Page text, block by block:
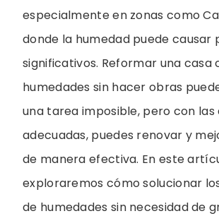
especialmente en zonas como
donde la humedad puede causar
significativos. Reformar una casa
humedades sin hacer obras
una tarea imposible, pero con
adecuadas, puedes renovar y
de manera efectiva. En este
exploraremos cómo solucionar
de humedades sin necesidad de